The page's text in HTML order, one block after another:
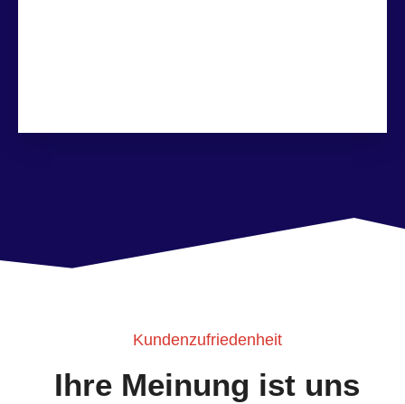
Kundenzufriedenheit
Ihre Meinung ist uns